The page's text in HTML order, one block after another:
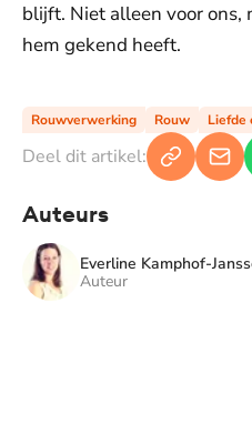
blijft. Niet alleen voor ons,
hem gekend heeft.
Rouwverwerking Rouw Liefde
Deel dit artikel:
Auteurs
Everline Kamphof-
Auteur